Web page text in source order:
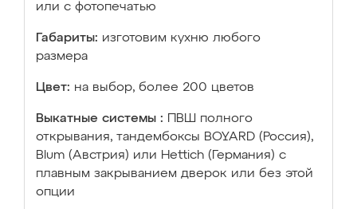
или с фотопечатью
Габариты: изготовим кухню любого
размера
Цвет: на выбор, более 200 цветов
Выкатные системы :
ПВШ полного
открывания, тандембоксы BOYARD (Россия),
Blum (Австрия) или Hettich (Германия) с
плавным закрыванием дверок или без этой
опции